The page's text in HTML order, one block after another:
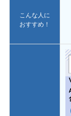
こんな人に
おすすめ！